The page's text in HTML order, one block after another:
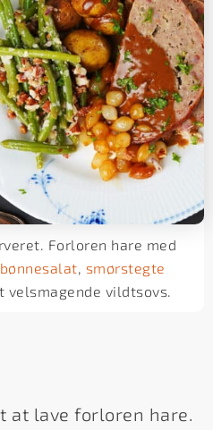
Forloren hare med
bønnesalat, smørstegte
velsmagende vildtsovs.
at lave forloren hare.